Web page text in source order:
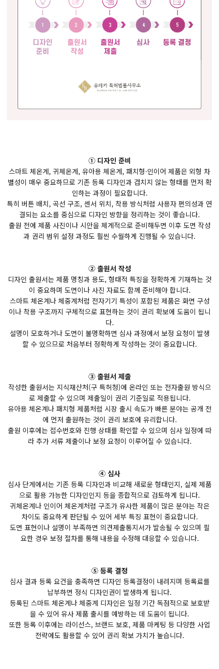
① 디자인 준비
스마트 체온계, 귀체온계, 유아용 체온계, 패치형·인이어 제품은 외형 차
별성이 매우 중요하므로 기존 등록 디자인과 겹치지 않는 형태를 먼저 확
인하는 과정이 필요합니다.
특히 버튼 배치, 곡선 구조, 센서 위치, 착용 방식처럼 사용자 편의성과 연
결되는 요소를 중심으로 디자인 방향을 정리하는 것이 좋습니다.
출원 전에 제품 사진이나 시안을 체계적으로 준비해두면 이후 도면 작성
과 권리 범위 설정 과정도 훨씬 수월하게 진행될 수 있습니다.
② 출원서 작성
디자인 출원서는 제품 명칭과 용도, 형태적 특징을 정확하게 기재하는 것
이 중요하며 도면이나 사진 자료도 함께 준비해야 합니다.
스마트 체온계나 체중계처럼 전자기기 특성이 포함된 제품은 화면 구성
이나 착용 구조까지 구체적으로 표현하는 것이 권리 확보에 도움이 됩니
다.
설명이 모호하거나 도면이 불명확하면 심사 과정에서 보정 요청이 발생
할 수 있으므로 처음부터 정확하게 작성하는 것이 중요합니다.
③ 출원서 제출
작성한 출원서는 지식재산처(구 특허청)에 온라인 또는 전자출원 방식으
로 제출할 수 있으며 제출일이 권리 기준일로 적용됩니다.
유아용 체온계나 패치형 제품처럼 시장 출시 속도가 빠른 분야는 공개 전
에 먼저 출원하는 것이 권리 보호에 유리합니다.
출원 이후에는 접수번호와 진행 상태를 확인할 수 있으며 심사 일정에 따
라 추가 서류 제출이나 보정 요청이 이루어질 수 있습니다.
④ 심사
심사 단계에서는 기존 등록 디자인과 비교해 새로운 형태인지, 실제 제품
으로 활용 가능한 디자인인지 등을 종합적으로 검토하게 됩니다.
귀체온계나 인이어 체온계처럼 구조가 유사한 제품이 많은 분야는 작은
차이도 중요하게 판단될 수 있어 세부 특징 표현이 중요합니다.
도면 표현이나 설명이 부족하면 의견제출통지서가 발송될 수 있으며 필
요한 경우 보정 절차를 통해 내용을 수정해 대응할 수 있습니다.
⑤ 등록 결정
심사 결과 등록 요건을 충족하면 디자인 등록결정이 내려지며 등록료를
납부하면 정식 디자인권이 발생하게 됩니다.
등록된 스마트 체온계나 체중계 디자인은 일정 기간 독점적으로 보호받
을 수 있어 유사 제품 출시를 예방하는 데 도움이 됩니다.
또한 등록 이후에는 라이선스, 브랜드 보호, 제품 마케팅 등 다양한 사업
전략에도 활용할 수 있어 권리 확보 가치가 높습니다.